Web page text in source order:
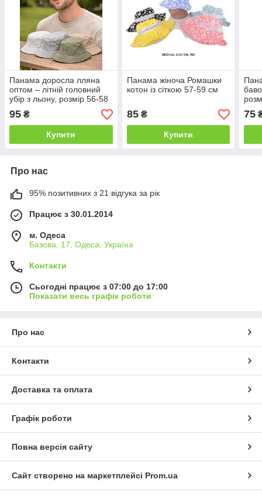
Панама доросла лляна
оптом – літній головний
убір з льону, розмір 56-58
95 ₴
Купити
Панама жіноча Ромашки
котон із сіткою 57-59 см
85₴
Купити
75
Про нас
95% позитивних з 21 відгука за рік
Працює з 30.01.2014
м. Одеса
Базова, 17, Одеса, Україна
Контакти
Сьогодні працює з 07:00 до 17:00
Показати весь графік роботи
Про нас
Контакти
Доставка та оплата
Графік роботи
Повна версія сайту
Сайт створено на маркетплейсі Prom.ua